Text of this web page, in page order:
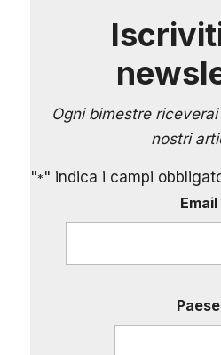
Ogni bimestre
nostri
"*" indica i campi
Email
Paese